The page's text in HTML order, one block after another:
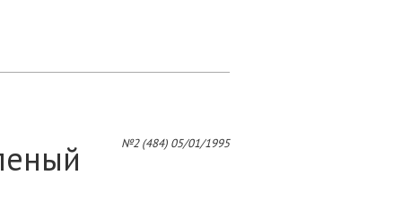
№2 (484) 05/01/1995